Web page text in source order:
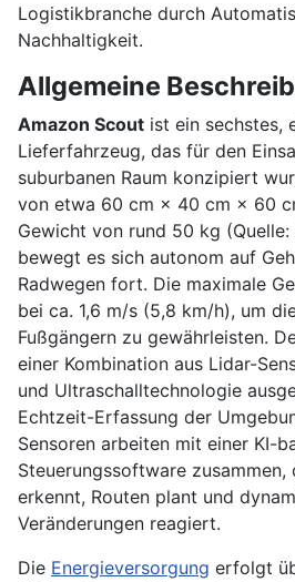
Logistikbranche durch
Nachhaltigkeit.
Allgemeine
Amazon Scout ist ein sechstes,
Lieferfahrzeug, das für den
suburbanen Raum konzipiert
von etwa 60 cm × 40 cm × 60
Gewicht von rund 50 kg
bewegt es sich autonom auf
Radwegen fort. Die maximale
bei ca. 1,6 m/s (5,8 km/h), um
Fußgängern zu gewährleisten.
einer Kombination aus Lidar-
und Ultraschalltechnologie
Echtzeit-Erfassung der
Sensoren arbeiten mit einer KI-
Steuerungssoftware zusammen,
erkennt, Routen plant und
Veränderungen reagiert.
Die Energieversorgung erfolgt